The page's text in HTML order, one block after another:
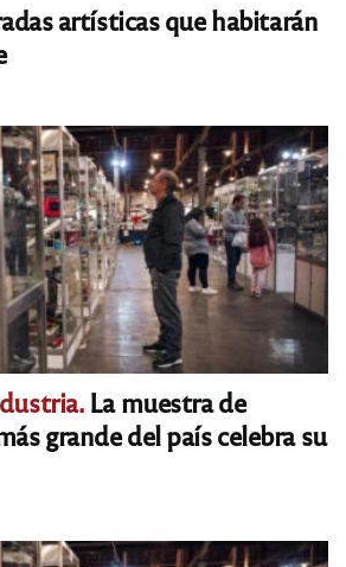
artísticas que habitarán
La muestra de
grande del país celebra su